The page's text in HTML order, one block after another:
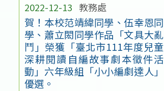
2022-12-13 教務處
賀！本校范靖緯同學、伍幸恩同
學、蕭立閎同學作品「文具大亂
鬥」榮獲「臺北市111年度兒童
深耕閱讀自編故事劇本徵件活
動」六年級組「小小編劇達人」
優選。